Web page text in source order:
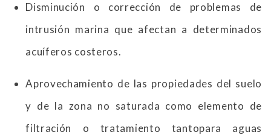
Disminución o corrección de problemas de
intrusión marina que afectan a determinados
acuíferos costeros.
Aprovechamiento de las propiedades del suelo
y de la zona no saturada como elemento de
filtración o tratamiento tantopara aguas